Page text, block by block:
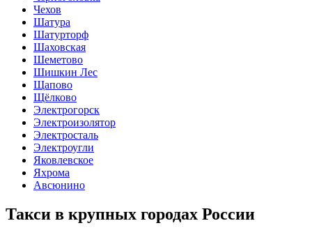
Чехов
Шатура
Шатурторф
Шаховская
Шеметово
Шишкин Лес
Щапово
Щёлково
Электрогорск
Электроизолятор
Электросталь
Электроугли
Яковлевское
Яхрома
Авсюнино
Такси в крупных городах России